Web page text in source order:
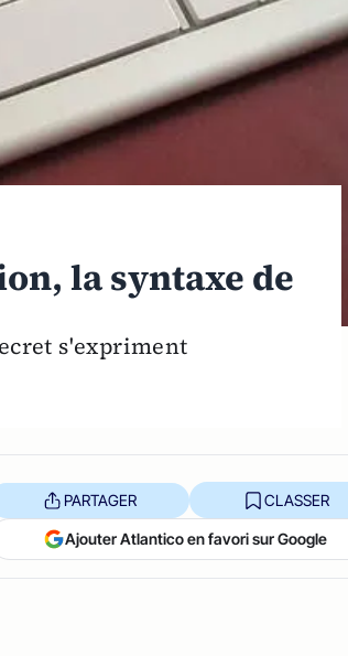
la syntaxe de
s'expriment
PARTAGER CLASSER
Ajouter Atlantico en favori sur Google